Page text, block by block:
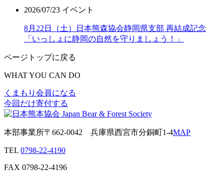
2026/07/23 イベント
8月22日（土）日本熊森協会静岡県支部 再結成記念
「いっしょに静岡の自然を守りましょう！」
ページトップに戻る
WHAT YOU CAN DO
くまもり会員になる
今回だけ寄付する
本部事業所〒662-0042 兵庫県西宮市分銅町1-4MAP
TEL 0798-22-4190
FAX 0798-22-4196